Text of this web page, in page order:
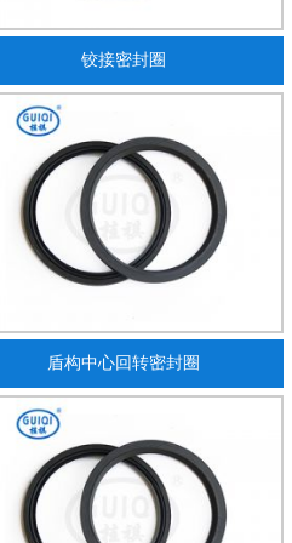
铰接密封圈
盾构中心回转密封圈